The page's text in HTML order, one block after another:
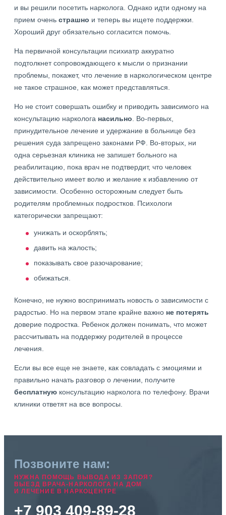
и вы решили посетить нарколога. Однако идти одному на
прием очень страшно и теперь вы ищете поддержки.
Хороший друг обязательно согласится помочь.
На первичной консультации психиатр аккуратно
подтолкнет сопровождающего к мысли о признании
проблемы, покажет, что лечение в наркологическом центре
не такое страшное, как может представляться.
Но не стоит совершать ошибку и приводить зависимого на
консультацию нарколога насильно . Во-первых,
принудительное лечение и удержание в больнице без
решения суда запрещено законами РФ. Во-вторых, ни
одна серьезная клиника не запишет больного на
реабилитацию, пока врач не подтвердит, что человек
действительно имеет волю и желание к избавлению от
зависимости. Особенно осторожным следует быть
родителям проблемных подростков. Психологи
категорически запрещают:
унижать и оскорблять;
давить на жалость;
показывать свое разочарование;
обижаться.
Конечно, не нужно воспринимать новость о зависимости с
радостью. Но на первом этапе крайне важно не потерять
доверие подростка. Ребенок должен понимать, что может
рассчитывать на поддержку родителей в процессе
лечения.
Если вы все еще не знаете, как совладать с эмоциями и
правильно начать разговор о лечении, получите
бесплатную консультацию нарколога по телефону. Врачи
клиники ответят на все вопросы.
Позвоните нам:
НУЖНА ПОМОЩЬ ВЫВОДА ИЗ ЗАПОЯ?
ВЫЕЗД ВРАЧА-НАРКОЛОГА НА ДОМ
И ЛЕЧЕНИЕ В НАРКОЦЕНТРЕ
+7 903 409-89-28